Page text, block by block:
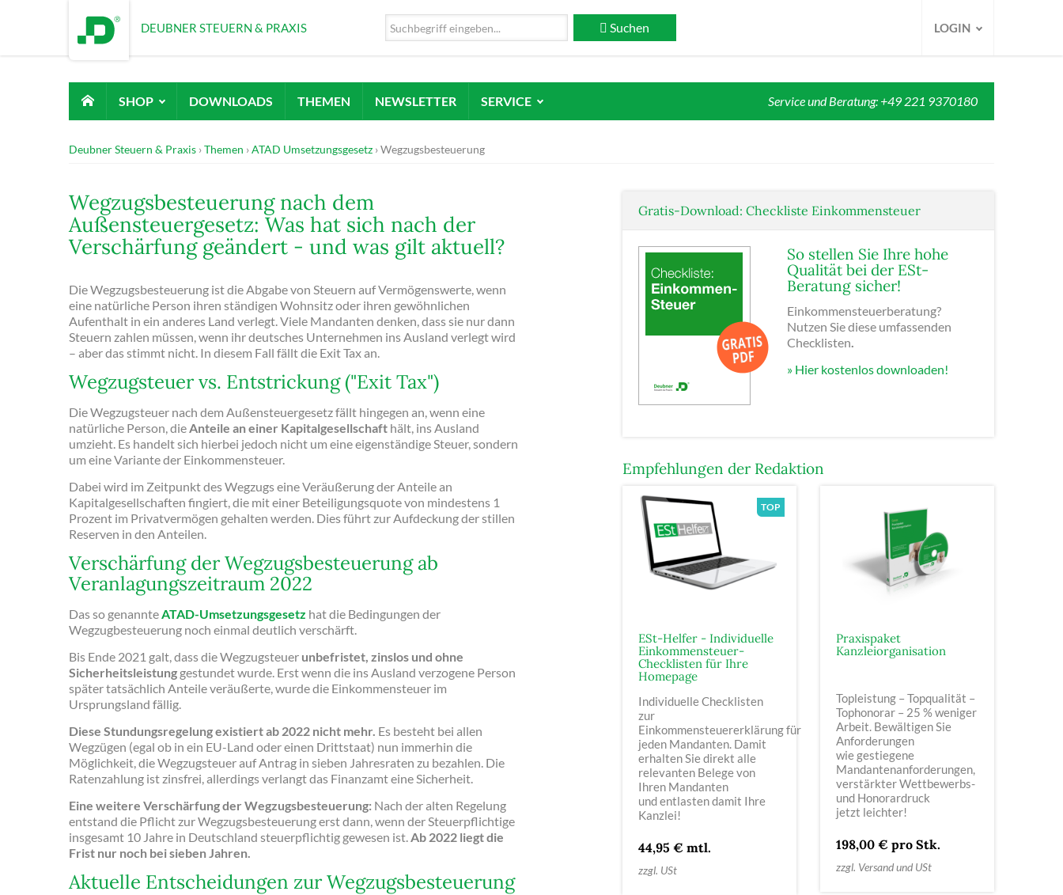
DEUBNER STEUERN & PRAXIS Suchen LOGIN
SHOP DOWNLOADS THEMEN NEWSLETTER SERVICE Service und Beratung: +49 221 9370180
Deubner Steuern & Praxis Themen ATAD Umsetzungsgesetz Wegzugsbesteuerung
Wegzugsbesteuerung nach dem
Außensteuergesetz: Was hat sich nach der
Verschärfung geändert - und was gilt aktuell?
Die Wegzugsbesteuerung ist die Abgabe von Steuern auf Vermögenswerte, wenn
eine natürliche Person ihren ständigen Wohnsitz oder ihren gewöhnlichen
Aufenthalt in ein anderes Land verlegt. Viele Mandanten denken, dass sie nur dann
Steuern zahlen müssen, wenn ihr deutsches Unternehmen ins Ausland verlegt wird
– aber das stimmt nicht. In diesem Fall fällt die Exit Tax an.
Wegzugsteuer vs. Entstrickung ("Exit Tax")
Die Wegzugsteuer nach dem Außensteuergesetz fällt hingegen an, wenn eine
natürliche Person, dieAnteile an einer Kapitalgesellschaft hält, ins Ausland
umzieht. Es handelt sich hierbei jedoch nicht um eine eigenständige Steuer, sondern
um eine Variante der Einkommensteuer.
Dabei wird im Zeitpunkt des Wegzugs eine Veräußerung der Anteile an
Kapitalgesellschaften fingiert, die mit einer Beteiligungsquote von mindestens 1
Prozent im Privatvermögen gehalten werden. Dies führt zur Aufdeckung der stillen
Reserven in den Anteilen.
Verschärfung der Wegzugsbesteuerung ab
Veranlagungszeitraum 2022
Das so genannteATAD-Umsetzungsgesetz hat die Bedingungen der
Wegzugbesteuerung noch einmal deutlich verschärft.
Bis Ende 2021 galt, dass die Wegzugsteuer unbefristet, zinslos und ohne
Sicherheitsleistung gestundet wurde. Erst wenn die ins Ausland verzogene Person
später tatsächlich Anteile veräußerte, wurde die Einkommensteuer im
Ursprungsland fällig.
Diese Stundungsregelung existiert ab 2022 nicht mehr. Es besteht bei allen
Wegzügen (egal ob in ein EU-Land oder einen Drittstaat) nun immerhin die
Möglichkeit, die Wegzugsteuer auf Antrag in sieben Jahresraten zu bezahlen. Die
Ratenzahlung ist zinsfrei, allerdings verlangt das Finanzamt eine Sicherheit.
Eine weitere Verschärfung der Wegzugsbesteuerung: Nach der alten Regelung
entstand die Pflicht zur Wegzugsbesteuerung erst dann, wenn der Steuerpflichtige
insgesamt 10 Jahre in Deutschland steuerpflichtig gewesen ist.Ab 2022 liegt die
Frist nur noch bei sieben Jahren.
Aktuelle Entscheidungen zur Wegzugsbesteuerung
Gratis-Download: Checkliste Einkommensteuer
So stellen Sie Ihre hohe
Qualität bei der ESt-
Beratung sicher!
Einkommensteuerberatung?
Nutzen Sie diese umfassenden
Checklisten.
» Hier kostenlos downloaden!
Empfehlungen der Redaktion
ESt-Helfer - Individuelle
Einkommensteuer-
Checklisten für Ihre
Homepage
Individuelle Checklisten
zur
Einkommensteuererklärung für
jeden Mandanten. Damit
erhalten Sie direkt alle
relevanten Belege von
Ihren Mandanten
und entlasten damit Ihre
Kanzlei!
44,95 € mtl.
zzgl. USt
Praxispaket
Kanzleiorganisation
Topleistung – Topqualität –
Tophonorar – 25 % weniger
Arbeit. Bewältigen Sie
Anforderungen
wie gestiegene
Mandanten­anforderungen,
verstärkter Wettbewerbs-
und Honorardruck
jetzt leichter!
198,00 € pro Stk.
zzgl. Versand und USt